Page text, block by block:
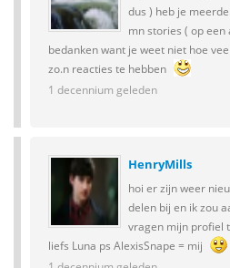
dus ) heb je
mn stories ( op een
bedanken want je weet niet hoe
zo.n reacties te hebben
1 decennium geleden
HenryMills
hoi er zijn weer
delen bij en ik zou
vragen mijn profiel
liefs Luna ps AlexisSnape = mij